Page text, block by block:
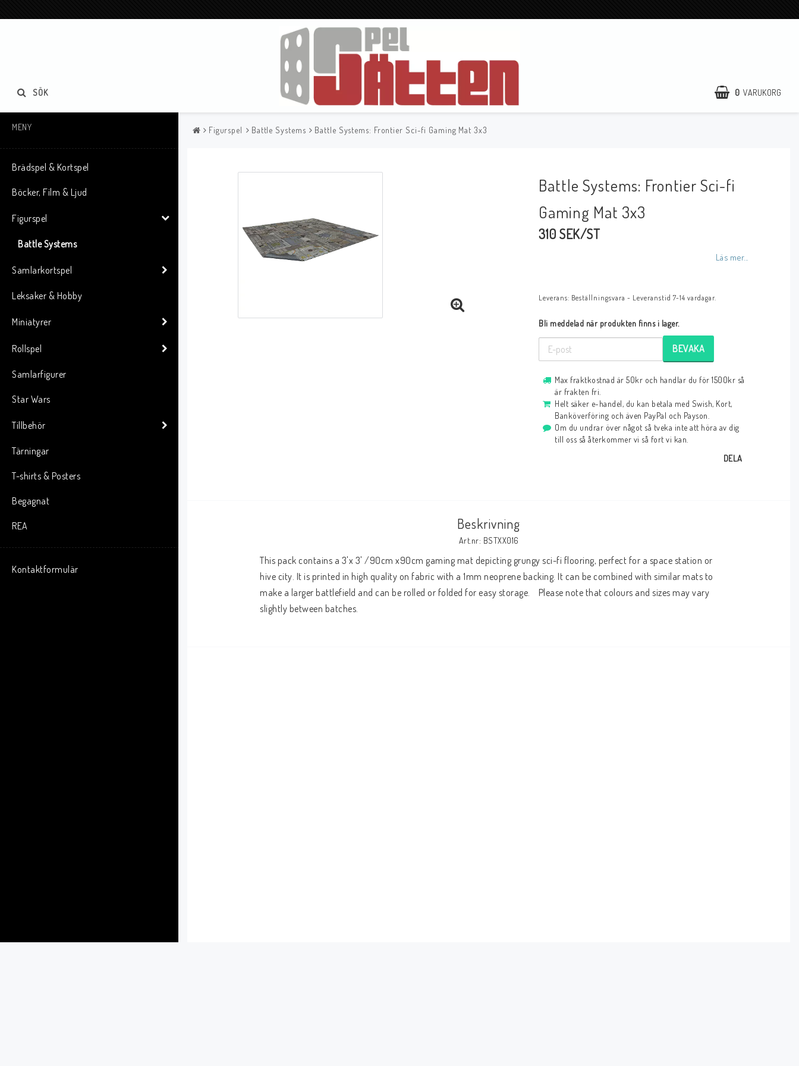
0 VARUKORG
SÖK
MENY
Brädspel & Kortspel
Böcker, Film & Ljud
Figurspel
Battle Systems
Samlarkortspel
Leksaker & Hobby
Miniatyrer
Rollspel
Samlarfigurer
Star Wars
Tillbehör
Tärningar
T-shirts & Posters
Begagnat
REA
Kontaktformulär
Figurspel Battle Systems Battle Systems: Frontier Sci-fi Gaming Mat 3x3
Battle Systems: Frontier Sci-fi
Gaming Mat 3x3
310 SEK/ST
Läs mer...
Leverans: Beställningsvara - Leveranstid 7-14 vardagar.
Bli meddelad när produkten finns i lager.
BEVAKA
Max fraktkostnad är 50kr och handlar du för 1500kr så
är frakten fri.
Helt säker e-handel, du kan betala med Swish, Kort,
Banköverföring och även PayPal och Payson.
Om du undrar över något så tveka inte att höra av dig
till oss så återkommer vi så fort vi kan.
DELA
Beskrivning
Art.nr: BSTXX016
This pack contains a 3'x 3' /90cm x90cm gaming mat depicting grungy sci-fi flooring, perfect for a space station or
hive city. It is printed in high quality on fabric with a 1mm neoprene backing. It can be combined with similar mats to
make a larger battlefield and can be rolled or folded for easy storage.    Please note that colours and sizes may vary
slightly between batches.